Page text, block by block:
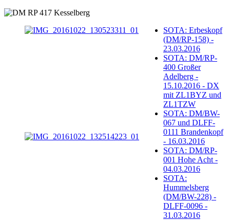
SOTA: Erbeskopf
(DM/RP-158) -
23.03.2016
SOTA: DM/RP-
400 Großer
Adelberg -
15.10.2016 - DX
mit ZL1BYZ und
ZL1TZW
SOTA: DM/BW-
067 und DLFF-
0111 Brandenkopf
- 16.03.2016
SOTA: DM/RP-
001 Hohe Acht -
04.03.2016
SOTA:
Hummelsberg
(DM/BW-228) -
DLFF-0096 -
31.03.2016